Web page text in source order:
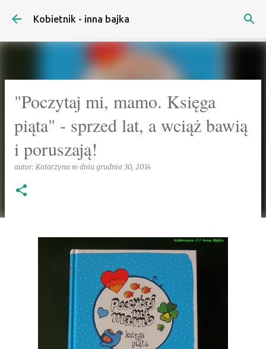
Przejdź do głównej zawartości
Kobietnik - inna bajka
"Poczytaj mi, mamo. Księga
piąta" - sprzed lat, a wciąż bawią
i poruszają!
autor: Katarzyna w dniu grudnia 30, 2014